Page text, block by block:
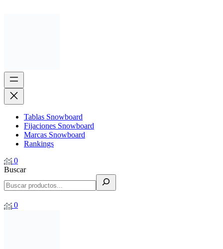
Tablas Snowboard
Fijaciones Snowboard
Marcas Snowboard
Rankings
0
Buscar
0